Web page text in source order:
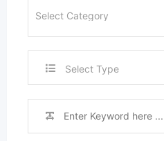
Select Type